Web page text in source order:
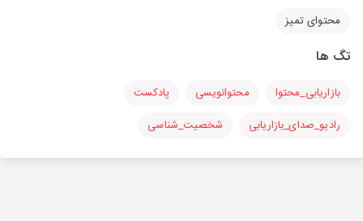
محتوای تمیز
تگ ها
بازاریابی_محتوا محتوانویسی
پادکست
رادیو_صدای_بازاریابی
شخصیت_شناسی